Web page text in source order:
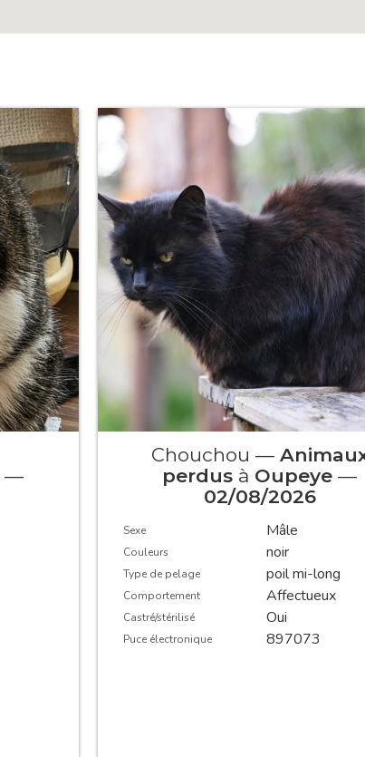
—
Chouchou —
perdus à Oupeye —
02/08/2026
Sexe Mâle
Couleurs noir
Type de pelage poil mi-long
Comportement Affectueux
Castré/stérilisé Oui
Puce électronique 897073